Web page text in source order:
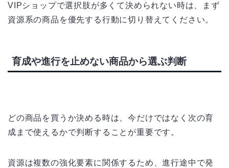
VIPショップで選択肢が多くて決められない時は、まず
資源系の商品を優先する行動に切り替えてください。
育成や進行を止めない商品から選ぶ判断
どの商品を買うか決める時は、今だけではなく次の育
成まで使えるかで判断することが重要です。
資源は複数の強化要素に関係するため、進行途中で発